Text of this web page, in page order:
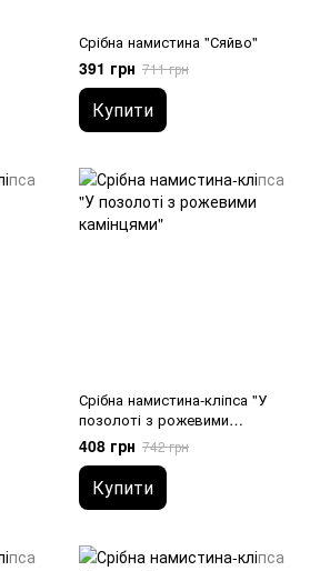
Срібна намистина "Сяйво"
391 грн 711 грн
Купити
Срібна намистина-кліпса "У
позолоті з рожевими
камінцями"
408 грн 742 грн
Купити